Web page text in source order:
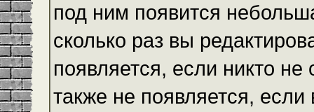
под ним появится
сколько раз вы
появляется, если никто
также не появляется,